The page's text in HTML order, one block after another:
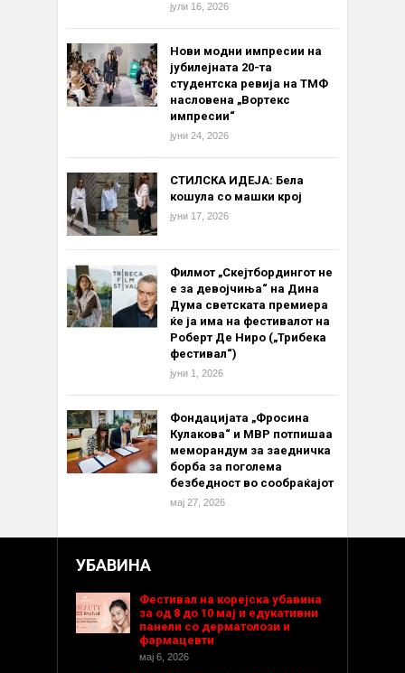
јули 16, 2026
Нови модни импресии на
јубилејната 20-та
студентска ревија на ТМФ
насловена „Вортекс
импресии“
јуни 24, 2026
СТИЛСКА ИДЕЈА: Бела
кошула со машки крој
јуни 17, 2026
Филмот „Скејтбордингот не
е за девојчиња“ на Дина
Дума светската премиера
ќе ја има на фестивалот на
Роберт Де Ниро („Трибека
фестивал“)
јуни 1, 2026
Фондацијата „Фросина
Кулакова“ и МВР потпишаа
меморандум за заедничка
борба за поголема
безбедност во сообраќајот
мај 27, 2026
УБАВИНА
Фестивал на корејска убавина
за од 8 до 10 мај и едукативни
панели со дерматолози и
фармацевти
мај 6, 2026